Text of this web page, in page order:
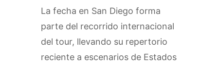
La fecha en San Diego forma
parte del recorrido internacional
del tour, llevando su repertorio
reciente a escenarios de Estados